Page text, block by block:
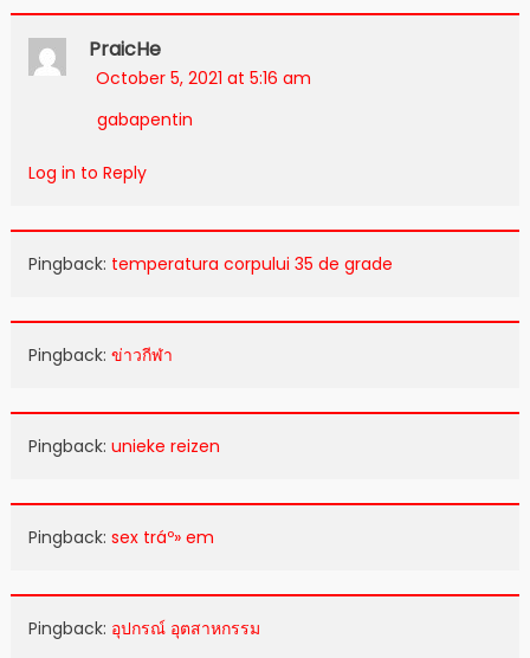
PraicHe
October 5, 2021 at 5:16 am
gabapentin
Log in to Reply
Pingback: temperatura corpului 35 de grade
Pingback: ข่าวกีฬา
Pingback: unieke reizen
Pingback: sex tráº» em
Pingback: อุปกรณ์ อุตสาหกรรม